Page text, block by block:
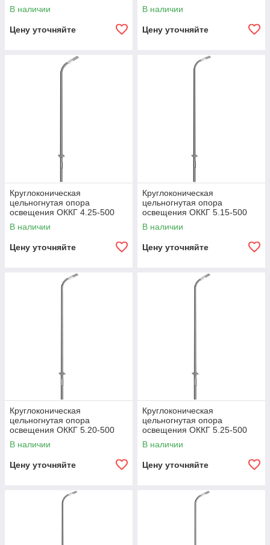
В наличии
Цену уточняйте
В наличии
Цену уточняйте
Круглоконическая
цельногнутая опора
освещения ОККГ 4.25-500
В наличии
Цену уточняйте
Круглоконическая
цельногнутая опора
освещения ОККГ 5.15-500
В наличии
Цену уточняйте
Круглоконическая
цельногнутая опора
освещения ОККГ 5.20-500
В наличии
Цену уточняйте
Круглоконическая
цельногнутая опора
освещения ОККГ 5.25-500
В наличии
Цену уточняйте